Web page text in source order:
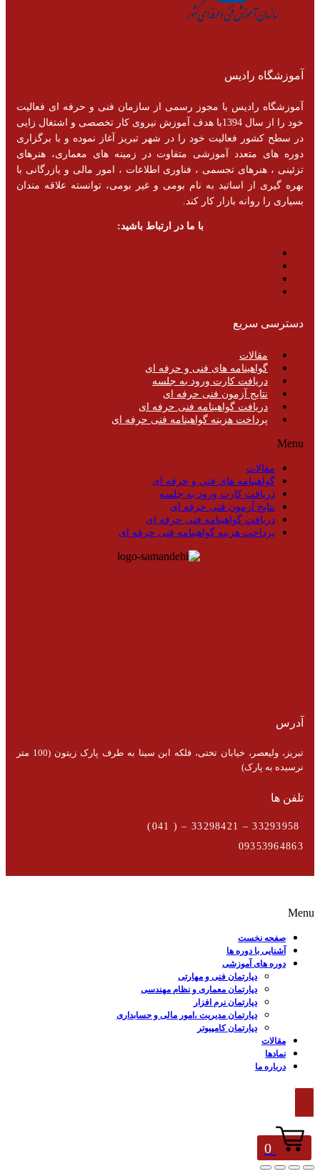
آموزشگاه رادیس
آموزشگاه رادیس با مجوز رسمی از سازمان فنی و حرفه ای فعالیت
خود را از سال 1394با هدف آموزش نیروی کار تخصصی و اشتغال زایی
در سطح کشور فعالیت خود را در شهر تبریز آغاز نموده و با برگزاری
دوره های متعدد آموزشی متفاوت در زمینه های معماری، هنرهای
تزئینی ، هنرهای تجسمی ، فناوری اطلاعات ، امور مالی و یازرگانی با
بهره گیری از اساتید به نام بومی و غیر بومی، توانسته علاقه مندان
بسیاری را روانه بازار کار کند.
با ما در ارتباط باشید:
دسترسی سریع
مقالات
گواهینامه های فنی و حرفه ای
دریافت کارت ورود به جلسه
نتایج آزمون فنی حرفه ای
دریافت گواهینامه فنی حرفه ای
پرداخت هزینه گواهینامه فنی حرفه ای
Menu
مقالات
گواهینامه های فنی و حرفه ای
دریافت کارت ورود به جلسه
نتایج آزمون فنی حرفه ای
دریافت گواهینامه فنی حرفه ای
پرداخت هزینه گواهینامه فنی حرفه ای
آدرس
تبریز، ولیعصر، خیابان تختی، فلکه ابن سینا به طرف پارک زیتون (100 متر
نرسیده به پارک)
تلفن ها
09353964863
Menu
صفحه نخست
آشنایی با دوره ها
دوره های آموزشی
دپارتمان فنی و مهارتی
دپارتمان معماری و نظام مهندسی
دپارتمان نرم افزار
دپارتمان مدیریت ،امور مالی و حسابداری
دپارتمان کامپیوتر
مقالات
نمادها
درباره ما
0